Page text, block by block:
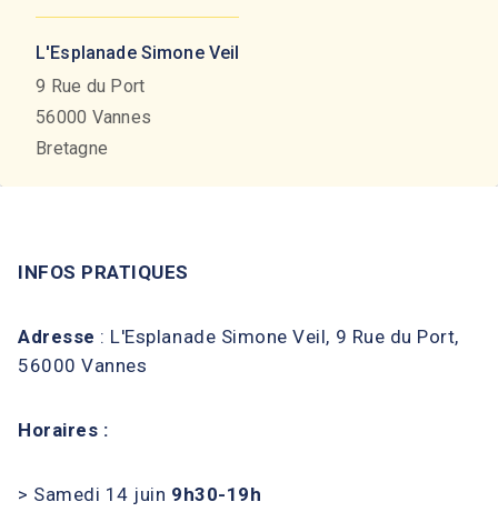
L'Esplanade Simone Veil
9 Rue du Port
56000 Vannes
Bretagne
INFOS PRATIQUES
Adresse : L'Esplanade Simone Veil, 9 Rue du Port,
56000 Vannes
Horaires :
> Samedi 14 juin 9h30-19h